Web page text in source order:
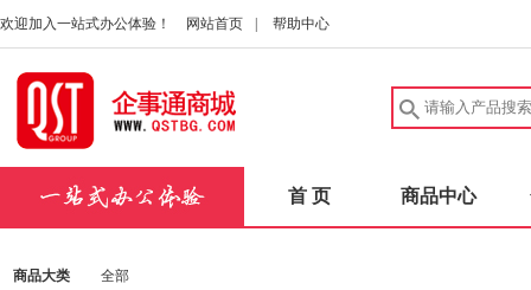
欢迎加入一站式办公体验！ 网站首页 帮助中心
首 页 商品中心
商品大类 全部